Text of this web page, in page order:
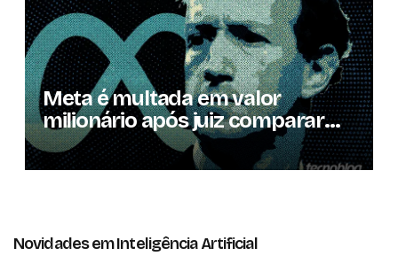
Meta é multada em valor
milionário após juiz comparar
redes à poluição
Novidades em Inteligência Artificial